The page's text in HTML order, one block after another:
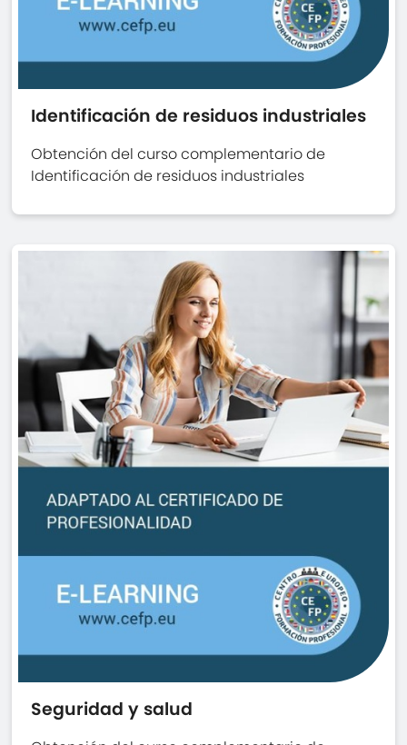
Identificación de residuos industriales
Obtención del curso complementario de
Identificación de residuos industriales
Seguridad y salud